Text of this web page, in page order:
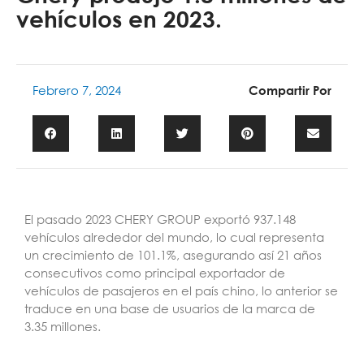
vehículos en 2023.
Febrero 7, 2024 Compartir Por
El pasado 2023 CHERY GROUP exportó 937.148
vehículos alrededor del mundo, lo cual representa
un crecimiento de 101.1%, asegurando así 21 años
consecutivos como principal exportador de
vehículos de pasajeros en el país chino, lo anterior se
traduce en una base de usuarios de la marca de
3.35 millones.